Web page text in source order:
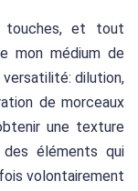
touches, et tout
mon médium de
dilution,
de morceaux
une texture
des éléments qui
volontairement